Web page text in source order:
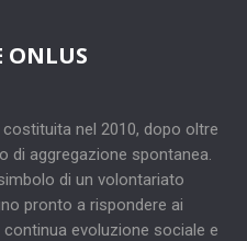
ONLUS
nel 2010, dopo oltre
di aggregazione spontanea.
di un volontariato
pronto a rispondere ai
continua evoluzione sociale e